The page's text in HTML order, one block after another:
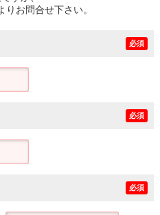
お問合せ下さい。
必須
必須
必須